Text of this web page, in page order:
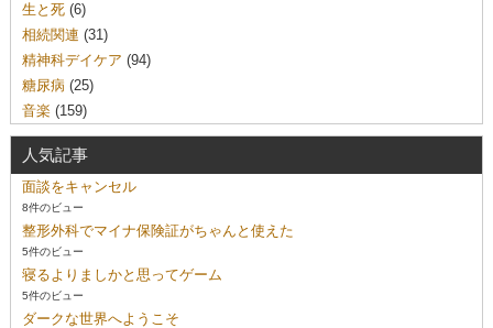
生と死(6)
相続関連 (31)
精神科デイケア (94)
糖尿病 (25)
音楽(159)
人気記事
面談をキャンセル
8件のビュー
整形外科でマイナ保険証がちゃんと使えた
5件のビュー
寝るよりましかと思ってゲーム
5件のビュー
ダークな世界へようこそ